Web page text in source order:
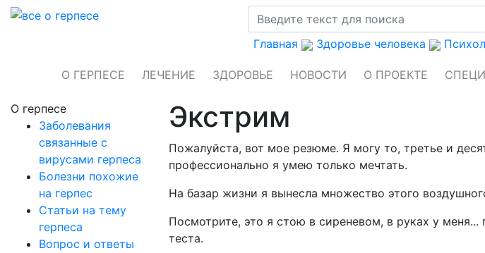
Главная Здоровье человека
О ГЕРПЕСЕ ЛЕЧЕНИЕ ЗДОРОВЬЕ НОВОСТИ О ПРОЕКТЕ
Экстрим
Пожалуйста, вот мое резюме. Я могу то, третье и
профессионально я умею только мечтать.
На базар жизни я вынесла множество этого
Посмотрите, это я стою в сиреневом, в руках у меня...
теста.
О герпесе
Заболевания
связанные с
вирусами герпеса
Болезни похожие
на герпес
Статьи на тему
герпеса
Вопрос и ответы